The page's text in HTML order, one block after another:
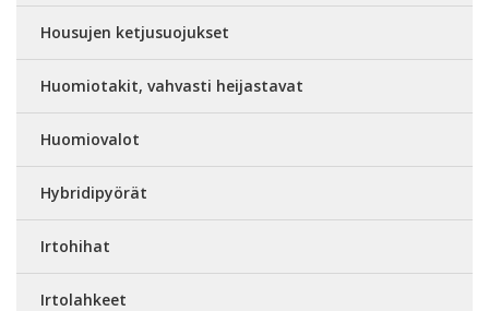
Housujen ketjusuojukset
Huomiotakit, vahvasti heijastavat
Huomiovalot
Hybridipyörät
Irtohihat
Irtolahkeet